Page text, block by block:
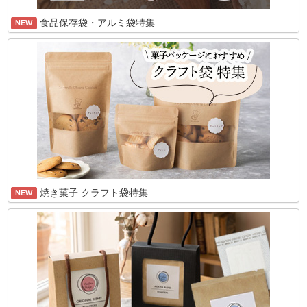
NEW 食品保存袋・アルミ袋特集
NEW 焼き菓子 クラフト袋特集